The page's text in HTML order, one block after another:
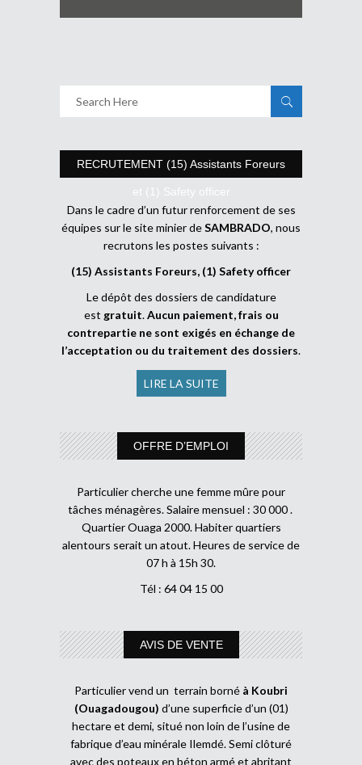
RECRUTEMENT (15) Assistants Foreurs
et (1) Safety officer
Dans le cadre d’un futur renforcement de ses
équipes sur le site minier deSAMBRADO, nous
recrutons les postes suivants :
(15) Assistants Foreurs, (1) Safety officer
Le dépôt des dossiers de candidature
est gratuit.Aucun paiement, frais ou
contrepartie ne sont exigés en échange de
l’acceptation ou du traitement des dossiers.
LIRE LA SUITE
OFFRE D’EMPLOI
Particulier cherche une femme mûre pour
tâches ménagères. Salaire mensuel : 30 000 .
Quartier Ouaga 2000. Habiter quartiers
alentours serait un atout. Heures de service de
07 h à 15h 30.
Tél : 64 04 15 00
AVIS DE VENTE
Particulier vend un terrain borné à Koubri
(Ouagadougou) d’une superficie d’un (01)
hectare et demi, situé non loin de l’usine de
fabrique d’eau minérale Ilemdé. Semi clôturé
avec des poteaux en béton armé et abritant